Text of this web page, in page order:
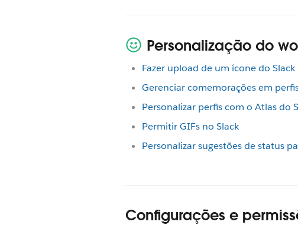
Personalização do
Fazer upload de um ícone do Slack
Gerenciar comemorações em
Personalizar perfis com o Atlas do
Permitir GIFs no Slack
Personalizar sugestões de status
Configurações e